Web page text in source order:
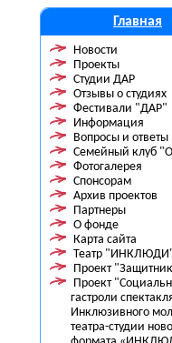
Главная
Новости
Проекты
Студии ДАР
Отзывы о студиях
Фестивали "ДАР"
Информация
Вопросы и ответы
Семейный клуб
Фотогалерея
Спонсорам
Архив проектов
Партнеры
О фонде
Карта сайта
Театр
Проект
Проект
гастроли
Инклюзивного
театра-студии